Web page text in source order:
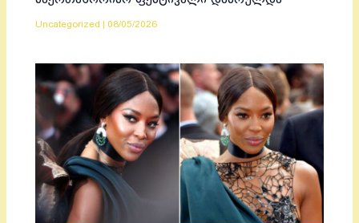
Uncategorized 08/05/2026